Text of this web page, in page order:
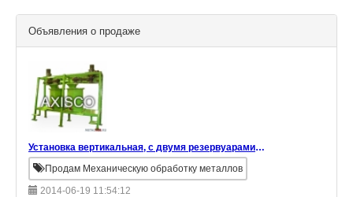
Объявления о продаже
Установка вертикальная, с двумя резервуарами для приготовления резиновых смесей
Продам Механическую обработку металлов
2014-06-19 11:54:12